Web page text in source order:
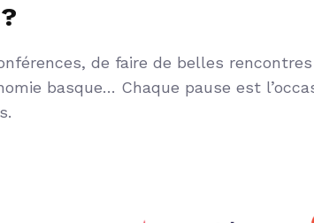
de faire de belles
basque… Chaque pause est